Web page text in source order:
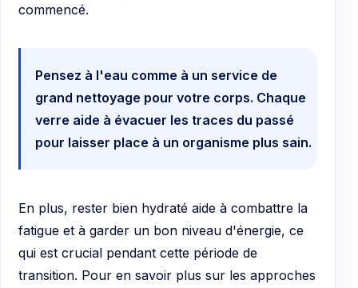
commencé.
Pensez à l'eau comme à un service de
grand nettoyage pour votre corps. Chaque
verre aide à évacuer les traces du passé
pour laisser place à un organisme plus sain.
En plus, rester bien hydraté aide à combattre la
fatigue et à garder un bon niveau d'énergie, ce
qui est crucial pendant cette période de
transition. Pour en savoir plus sur les approches